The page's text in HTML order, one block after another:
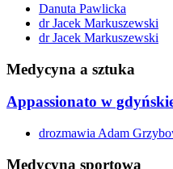
Danuta Pawlicka
dr Jacek Markuszewski
dr Jacek Markuszewski
Medycyna a sztuka
Appassionato w
drozmawia Adam
Medycyna sportowa